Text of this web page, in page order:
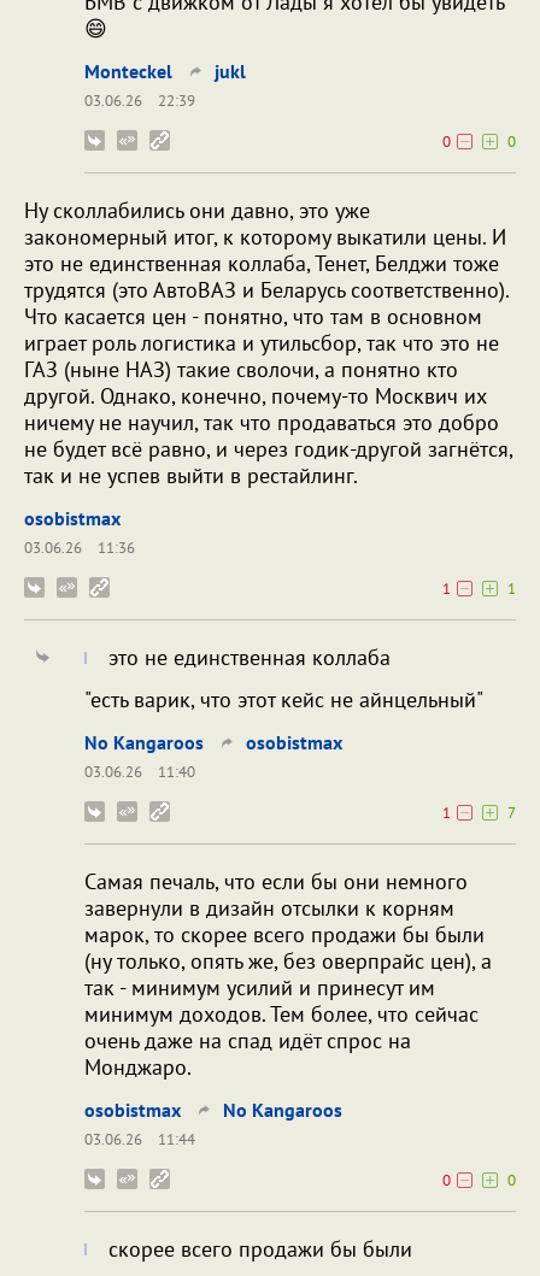
😄
Monteckel jukl
03.06.26
22:39
0
0
Ну сколлабились они давно, это уже
закономерный итог, к которому выкатили цены. И
это не единственная коллаба, Тенет, Белджи тоже
трудятся (это АвтоВАЗ и Беларусь соответственно).
Что касается цен - понятно, что там в основном
играет роль логистика и утильсбор, так что это не
ГАЗ (ныне НАЗ) такие сволочи, а понятно кто
другой. Однако, конечно, почему-то Москвич их
ничему не научил, так что продаваться это добро
не будет всё равно, и через годик-другой загнётся,
так и не успев выйти в рестайлинг.
osobistmax
03.06.26
11:36
1
1
это не единственная коллаба
"есть варик, что этот кейс не айнцельный"
No Kangaroos osobistmax
03.06.26
11:40
1
7
Самая печаль, что если бы они немного
завернули в дизайн отсылки к корням
марок, то скорее всего продажи бы были
(ну только, опять же, без оверпрайс цен), а
так - минимум усилий и принесут им
минимум доходов. Тем более, что сейчас
очень даже на спад идёт спрос на
Монджаро.
osobistmax No Kangaroos
03.06.26
11:44
0
0
скорее всего продажи бы были